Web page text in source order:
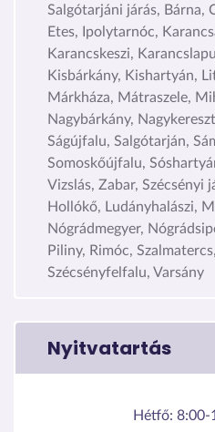
Salgótarjáni járás, Bárna,
Etes, Ipolytarnóc,
Karancskeszi,
Kisbárkány, Kishartyán,
Márkháza, Mátraszele,
Nagybárkány,
Ságújfalu, Salgótarján,
Somoskőújfalu,
Vizslás, Zabar, Szécsényi
Hollókő, Ludányhalászi,
Nógrádmegyer,
Piliny, Rimóc,
Szécsényfelfalu, Varsány
Nyitvatartás
Hétfő: 8:00-